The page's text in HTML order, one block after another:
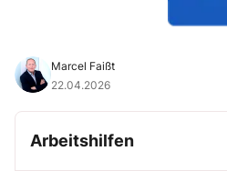
Marcel Faißt
22.04.2026
Arbeitshilfen